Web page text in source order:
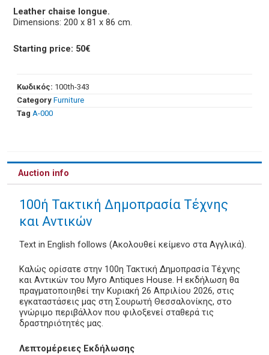
Leather chaise longue.
Dimensions: 200 x 81 x 86 cm.
Starting price: 50€
Κωδικός: 100th-343
Category Furniture
Tag Α-000
Auction info
100ή Τακτική Δημοπρασία Τέχνης
και Αντικών
Text in English follows (Ακολουθεί κείμενο στα Αγγλικά).
Καλώς ορίσατε στην 100η Τακτική Δημοπρασία Τέχνης
και Αντικών του Myro Antiques House. Η εκδήλωση θα
πραγματοποιηθεί την Κυριακή 26 Απριλίου 2026, στις
εγκαταστάσεις μας στη Σουρωτή Θεσσαλονίκης, στο
γνώριμο περιβάλλον που φιλοξενεί σταθερά τις
δραστηριότητές μας.
Λεπτομέρειες Εκδήλωσης